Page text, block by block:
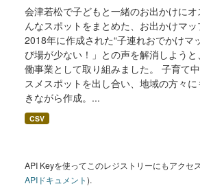
会津若松で子どもと一緒のお出かけに
んなスポットをまとめた、お出かけマ
2018年に作成された“子連れおでかけマ
び場が少ない！」との声を解消しよう
働事業として取り組みました。 子育て
スメスポットを出し合い、地域の方々
きながら作成。...
CSV
API Keyを使ってこのレジストリーにもアクセ
APIドキュメント).